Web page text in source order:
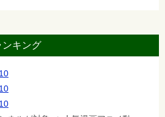
ンキング